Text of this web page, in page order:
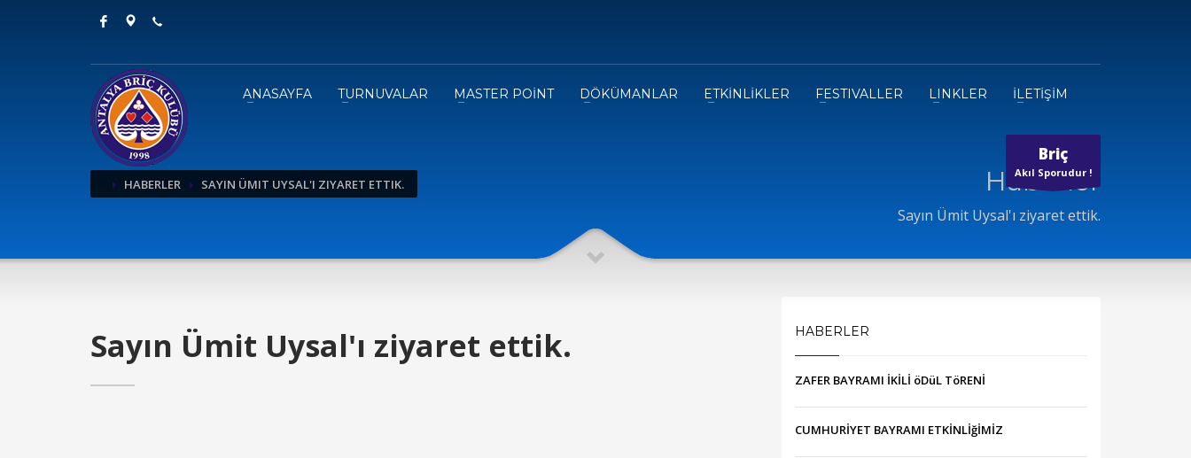
ANASAYFA TURNUVALAR MASTER POİNT DÖKÜMANLAR ETKİNLİKLER FESTIVALLER LINKLER İLETİŞİM
Briç
Akıl Sporudur !
HABERLER SAYIN ÜMIT UYSAL'I ZIYARET ETTIK. Haberler
Sayın Ümit Uysal'ı ziyaret ettik.
Sayın Ümit Uysal'ı ziyaret ettik. HABERLER
ZAFER BAYRAMI İKİLİ öDüL TöRENİ
CUMHURİYET BAYRAMI ETKİNLİğİMİZ